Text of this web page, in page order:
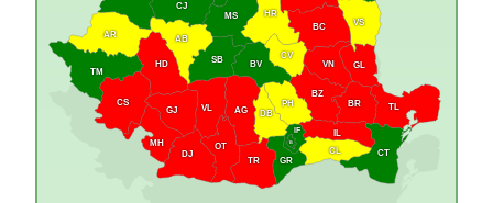
AR
CS PH
IF
TM
GL
BZ
BR TL
CT
GR
DB
AG
SB
VL
BV
CV
HR
MS
CJ
HD
AB
VN
VS
DJ
GJ
MH
BC
OT
TR
B
CL
IL